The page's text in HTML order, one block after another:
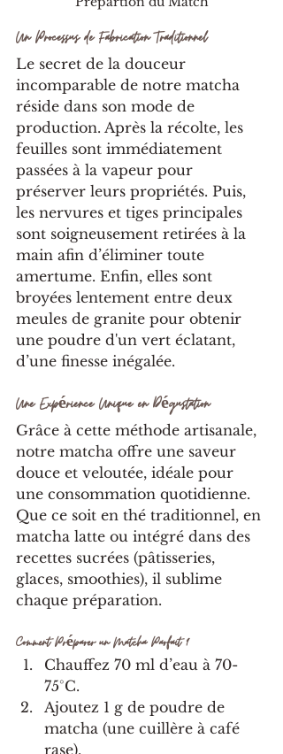
Un Processus de Fabrication Traditionnel
Le secret de la douceur
incomparable de notre matcha
réside dans son mode de
production. Après la récolte, les
feuilles sont immédiatement
passées à la vapeur pour
préserver leurs propriétés. Puis,
les nervures et tiges principales
sont soigneusement retirées à la
main afin d’éliminer toute
amertume. Enfin, elles sont
broyées lentement entre deux
meules de granite pour obtenir
une poudre d'un vert éclatant,
d’une finesse inégalée.
Une Expérience Unique en Dégustation
Grâce à cette méthode artisanale,
notre matcha offre une saveur
douce et veloutée, idéale pour
une consommation quotidienne.
Que ce soit en thé traditionnel, en
matcha latte ou intégré dans des
recettes sucrées (pâtisseries,
glaces, smoothies), il sublime
chaque préparation.
Comment Préparer un Matcha Parfait ?
Chauffez 70 ml d’eau à 70-
75°C.
Ajoutez 1 g de poudre de
matcha (une cuillère à café
rase).